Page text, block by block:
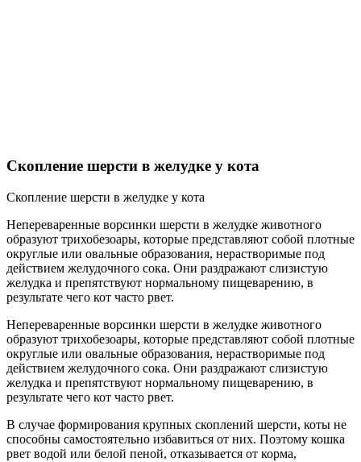
Скопление шерсти в желудке у кота
Скопление шерсти в желудке у кота
Непереваренные ворсинки шерсти в желудке животного
образуют трихобезоары, которые представляют собой плотные
округлые или овальные образования, нерастворимые под
действием желудочного сока. Они раздражают слизистую
желудка и препятствуют нормальному пищеварению, в
результате чего кот часто рвет.
Непереваренные ворсинки шерсти в желудке животного
образуют трихобезоары, которые представляют собой плотные
округлые или овальные образования, нерастворимые под
действием желудочного сока. Они раздражают слизистую
желудка и препятствуют нормальному пищеварению, в
результате чего кот часто рвет.
В случае формирования крупных скоплений шерсти, коты не
способны самостоятельно избавиться от них. Поэтому кошка
рвет водой или белой пеной, отказывается от корма,